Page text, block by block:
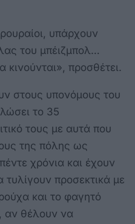
υπάρχουν
του μπέιζμπολ…
κινούνται», προσθέτει.
στους υπονόμους του
το 35
τους με αυτά που
της πόλης ως
χρόνια και έχουν
προσεκτικά με
και το φαγητό
αν θέλουν να